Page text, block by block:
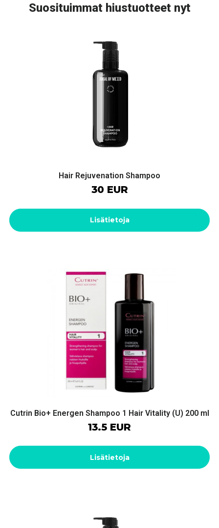
Suosituimmat hiustuotteet nyt
Hair Rejuvenation Shampoo
30 EUR
Lisätietoja
Cutrin Bio+ Energen Shampoo 1 Hair Vitality (U) 200 ml
13.5 EUR
Lisätietoja